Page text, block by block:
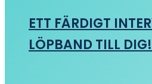
ETT FÄRDIGT
LÖPBAND TILL DIG!